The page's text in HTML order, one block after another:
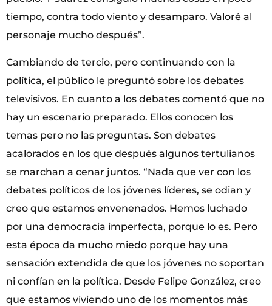
tiempo, contra todo viento y desamparo. Valoré al
personaje mucho después”.
Cambiando de tercio, pero continuando con la
política, el público le preguntó sobre los debates
televisivos. En cuanto a los debates comentó que no
hay un escenario preparado. Ellos conocen los
temas pero no las preguntas. Son debates
acalorados en los que después algunos tertulianos
se marchan a cenar juntos. “Nada que ver con los
debates políticos de los jóvenes líderes, se odian y
creo que estamos envenenados. Hemos luchado
por una democracia imperfecta, porque lo es. Pero
esta época da mucho miedo porque hay una
sensación extendida de que los jóvenes no soportan
ni confían en la política. Desde Felipe González, creo
que estamos viviendo uno de los momentos más